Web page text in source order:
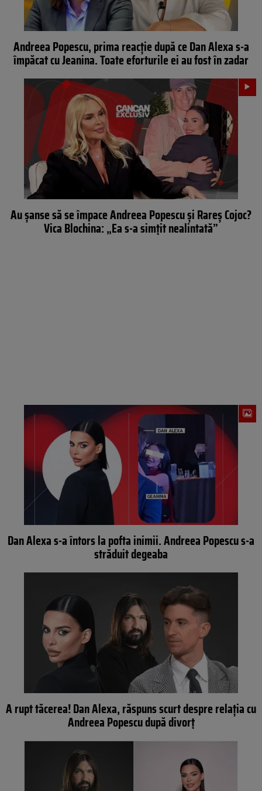
Andreea Popescu, prima reacție după ce Dan Alexa s-a
împăcat cu Jeanina. Toate eforturile ei au fost în zadar
Au șanse să se împace Andreea Popescu și Rareș Cojoc?
Vica Blochina: „Ea s-a simțit nealintată”
Dan Alexa s-a întors la pofta inimii. Andreea Popescu s-a
străduit degeaba
A rupt tăcerea! Dan Alexa, răspuns scurt despre relația cu
Andreea Popescu după divorț